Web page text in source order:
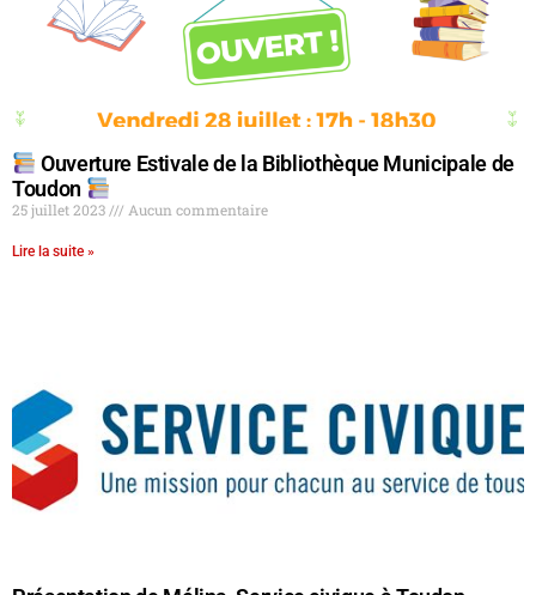
Ouverture Estivale de la Bibliothèque Municipale de
Toudon
25 juillet 2023 Aucun commentaire
Lire la suite »